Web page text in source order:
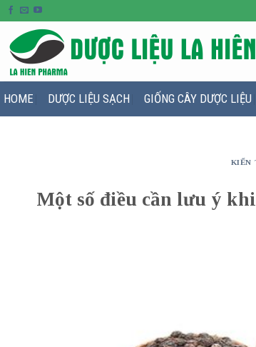
HOME DƯỢC LIỆU SẠCH GIỐNG CÂY DƯỢC LIỆU
KIẾN
Một số điều cần lưu ý